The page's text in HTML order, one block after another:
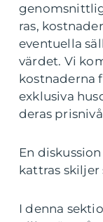
ras,
eventuella
värdet. Vi
kostnaderna
exklusiva
deras
En
kattras skiljer
I denna